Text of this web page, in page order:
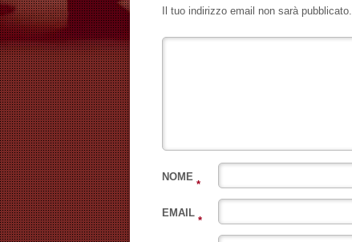
Il tuo indirizzo email non sarà pubblicato.
NOME
*
EMAIL
*